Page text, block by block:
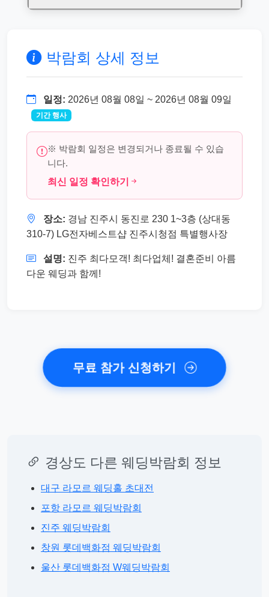
박람회 상세 정보
일정: 2026년 08월 08일 ~ 2026년 08월 09일
기간 행사
※ 박람회 일정은 변경되거나 종료될 수 있습
니다.
최신 일정 확인하기
장소: 경남 진주시 동진로 230 1~3층 (상대동
310-7) LG전자베스트샵 진주시청점 특별행사장
설명: 진주 최다모객! 최다업체! 결혼준비 아름
다운 웨딩과 함께!
무료 참가 신청하기
경상도 다른 웨딩박람회 정보
대구 라모르 웨딩홀 초대전
포항 라모르 웨딩박람회
진주 웨딩박람회
창원 롯데백화점 웨딩박람회
울산 롯데백화점 W웨딩박람회